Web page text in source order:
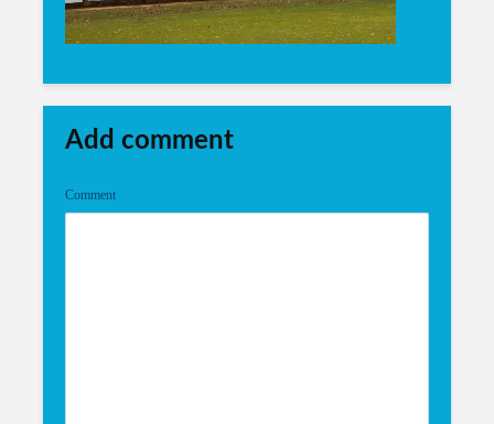
Add comment
Comment